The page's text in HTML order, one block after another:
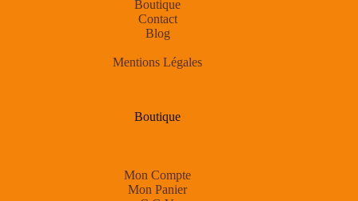
Boutique
Contact
Blog
Mentions Légales
Boutique
Mon Compte
Mon Panier